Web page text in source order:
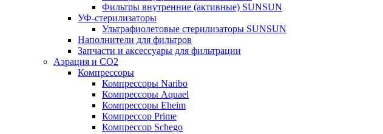
Фильтры внутренние (активные) SUNSUN
УФ-стерилизаторы
Ультрафиолетовые стерилизаторы SUNSUN
Наполнители для фильтров
Запчасти и аксессуары для фильтрации
Аэрация и CO2
Компрессоры
Компрессоры Naribo
Компрессоры Aquael
Компрессоры Eheim
Компрессор Prime
Компрессор Schego